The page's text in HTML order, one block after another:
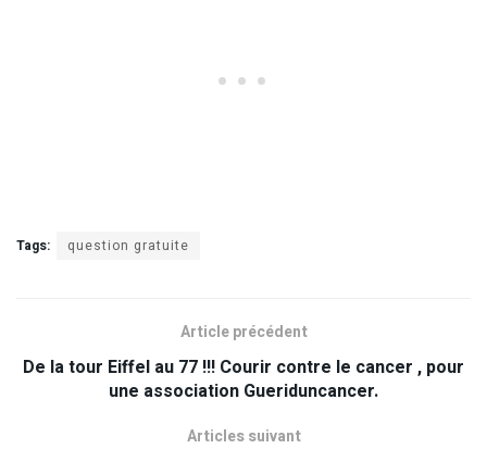
Tags: question gratuite
Article précédent
De la tour Eiffel au 77 !!! Courir contre le cancer , pour
une association Gueriduncancer.
Articles suivant